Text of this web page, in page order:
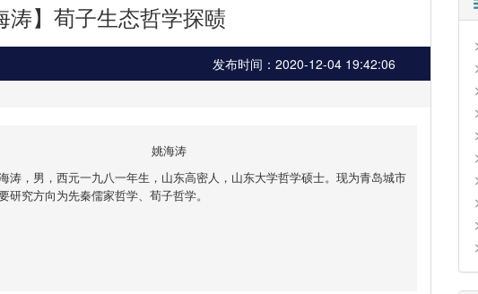
涛】荀子生态哲学探赜
发布时间：2020-12-04 19:42:06
姚海涛
涛，男，西元一九八一年生，山东高密人，山东大学哲学硕士。现为青岛城市
研究方向为先秦儒家哲学、荀子哲学。